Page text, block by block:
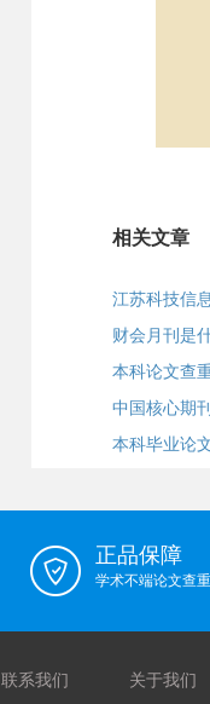
相关文章
江苏科技信
财会月刊是
本科论文查
中国核心期
本科毕业论
正品保障
学术不端论文查
联系我们
关于我们